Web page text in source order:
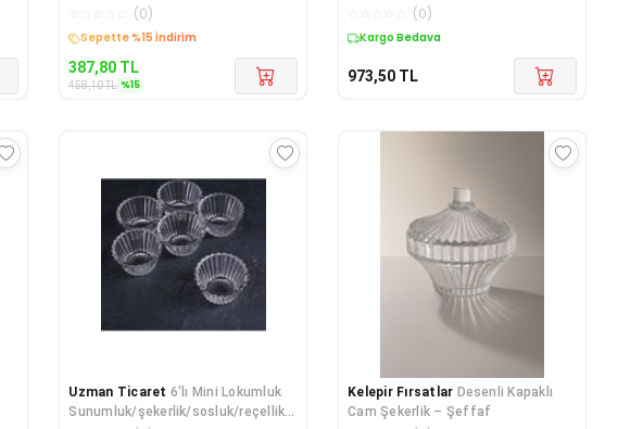
(0)
Kargo Bedava
387,80 TL
458,10TL %15
(0)
Kargo Bedava
973,50 TL
Uzman Ticaret 6'lı Mini Lokumluk
Sunumluk/şekerlik/sosluk/reçellik
Kelepir Fırsatlar Desenli Kapaklı
Cam Şekerlik – Şeffaf